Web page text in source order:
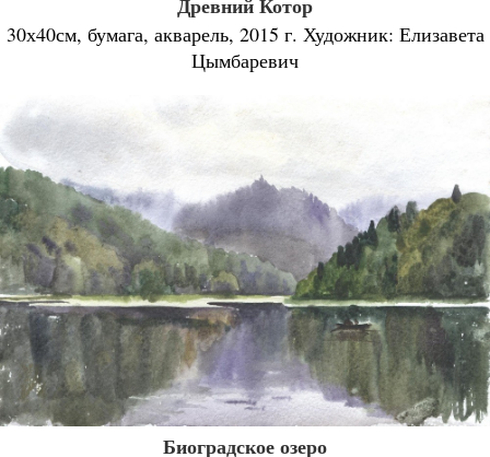
Древний Котор
30х40см, бумага, акварель, 2015 г. Художник: Елизавета
Цымбаревич
Биоградское озеро